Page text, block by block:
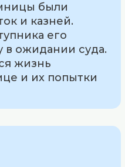
были
и казней.
его
в ожидании суда.
жизнь
и их попытки